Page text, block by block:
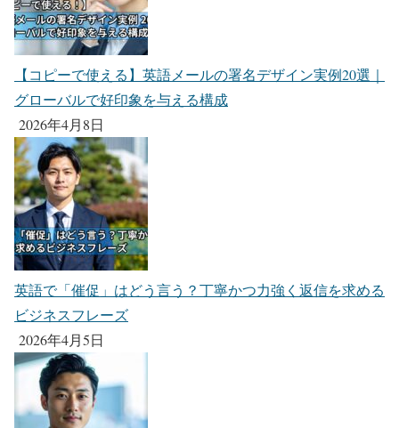
【コピーで使える】英語メールの署名デザイン実例20選｜
グローバルで好印象を与える構成
2026年4月8日
英語で「催促」はどう言う？丁寧かつ力強く返信を求める
ビジネスフレーズ
2026年4月5日